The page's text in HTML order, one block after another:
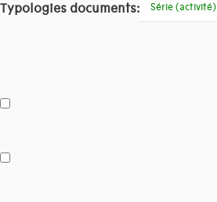
Typologies documents: Série (activité)